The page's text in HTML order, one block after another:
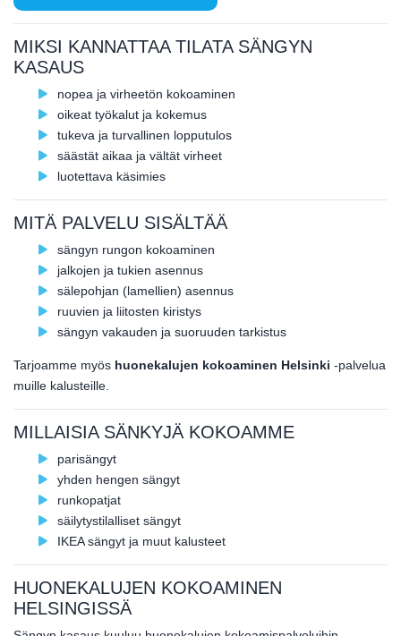
MIKSI KANNATTAA TILATA SÄNGYN
KASAUS
nopea ja virheetön kokoaminen
oikeat työkalut ja kokemus
tukeva ja turvallinen lopputulos
säästät aikaa ja vältät virheet
luotettava käsimies
MITÄ PALVELU SISÄLTÄÄ
sängyn rungon kokoaminen
jalkojen ja tukien asennus
sälepohjan (lamellien) asennus
ruuvien ja liitosten kiristys
sängyn vakauden ja suoruuden tarkistus
Tarjoamme myös huonekalujen kokoaminen Helsinki -palvelua
muille kalusteille.
MILLAISIA SÄNKYJÄ KOKOAMME
parisängyt
yhden hengen sängyt
runkopatjat
säilytystilalliset sängyt
IKEA sängyt ja muut kalusteet
HUONEKALUJEN KOKOAMINEN
HELSINGISSÄ